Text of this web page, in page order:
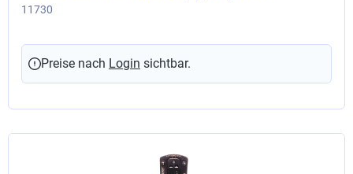
11730
Preise nach Login sichtbar.